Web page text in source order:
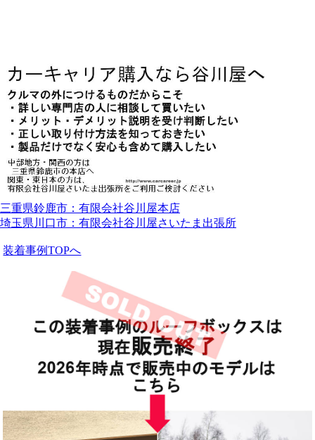
三重県鈴鹿市：有限会社谷川屋本店
埼玉県川口市：有限会社谷川屋さいたま出張所
装着事例TOPへ